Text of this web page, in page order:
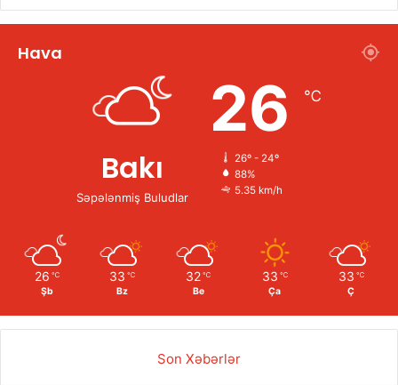
Hava
Bakı
Səpələnmiş Buludlar
26 ℃
26º - 24º
88%
5.35 km/h
26 ℃
Şb
33 ℃
Bz
32 ℃
Be
33 ℃
Ça
33 ℃
Ç
Son Xəbərlər